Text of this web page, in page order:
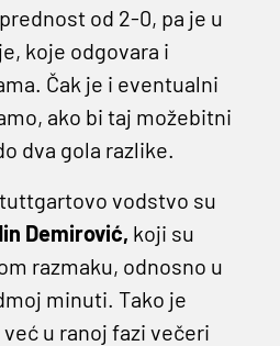
od 2-0, pa je u
koje odgovara i
Čak je i eventualni
ako bi taj možebitni
dva gola razlike.
vodstvo su
Demirović, koji su
razmaku, odnosno u
minuti. Tako je
u ranoj fazi večeri